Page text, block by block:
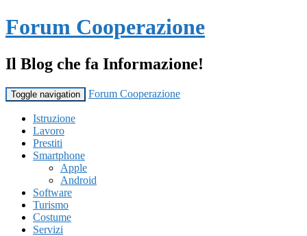
Forum Cooperazione
Il Blog che fa Informazione!
Toggle navigation Forum Cooperazione
Istruzione
Lavoro
Prestiti
Smartphone
Apple
Android
Software
Turismo
Costume
Servizi